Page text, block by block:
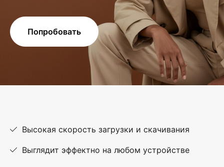
Попробовать
Высокая скорость загрузки и скачивания
Выглядит эффектно на любом устройстве